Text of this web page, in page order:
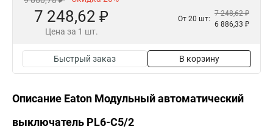
7 248,62 ₽
Цена за 1 шт.
От 20 шт:
7 248,62 ₽
6 886,33 ₽
Быстрый заказ В корзину
Описание Eaton Модульный автоматический
выключатель PL6-C5/2